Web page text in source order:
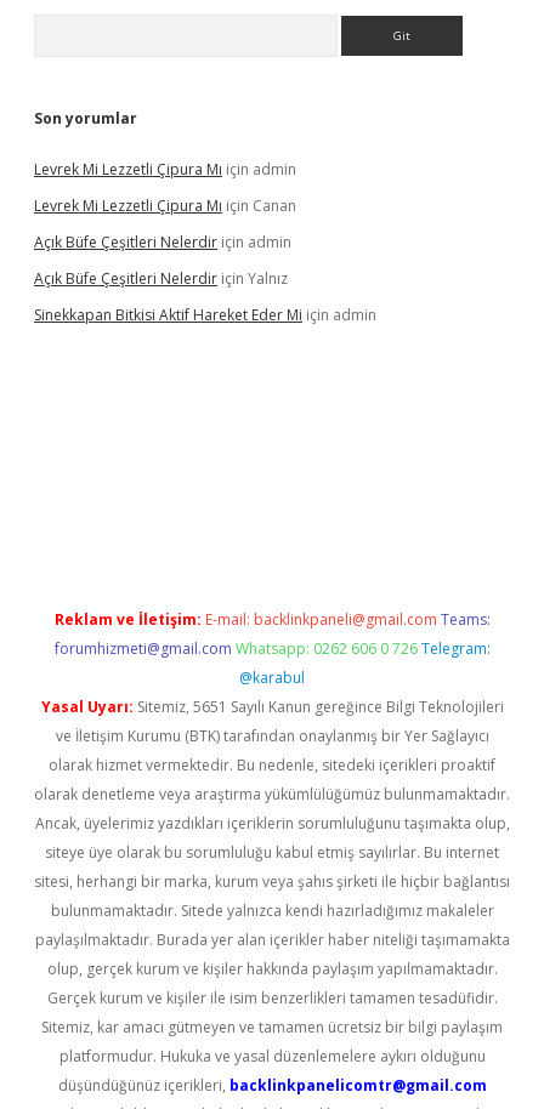
Son yorumlar
Levrek Mi Lezzetli Çipura Mı için admin
Levrek Mi Lezzetli Çipura Mı için Canan
Açık Büfe Çeşitleri Nelerdir için admin
Açık Büfe Çeşitleri Nelerdir için Yalnız
Sinekkapan Bitkisi Aktif Hareket Eder Mi için admin
Reklam ve İletişim: E-mail: backlinkpaneli@gmail.com Teams:
forumhizmeti@gmail.com Whatsapp: 0262 606 0 726 Telegram:
@karabul
Yasal Uyarı: Sitemiz, 5651 Sayılı Kanun gereğince Bilgi Teknolojileri
ve İletişim Kurumu (BTK) tarafından onaylanmış bir Yer Sağlayıcı
olarak hizmet vermektedir. Bu nedenle, sitedeki içerikleri proaktif
olarak denetleme veya araştırma yükümlülüğümüz bulunmamaktadır.
Ancak, üyelerimiz yazdıkları içeriklerin sorumluluğunu taşımakta olup,
siteye üye olarak bu sorumluluğu kabul etmiş sayılırlar. Bu internet
sitesi, herhangi bir marka, kurum veya şahıs şirketi ile hiçbir bağlantısı
bulunmamaktadır. Sitede yalnızca kendi hazırladığımız makaleler
paylaşılmaktadır. Burada yer alan içerikler haber niteliği taşımamakta
olup, gerçek kurum ve kişiler hakkında paylaşım yapılmamaktadır.
Gerçek kurum ve kişiler ile isim benzerlikleri tamamen tesadüfidir.
Sitemiz, kar amacı gütmeyen ve tamamen ücretsiz bir bilgi paylaşım
platformudur. Hukuka ve yasal düzenlemelere aykırı olduğunu
düşündüğünüz içerikleri, backlinkpanelicomtr@gmail.com